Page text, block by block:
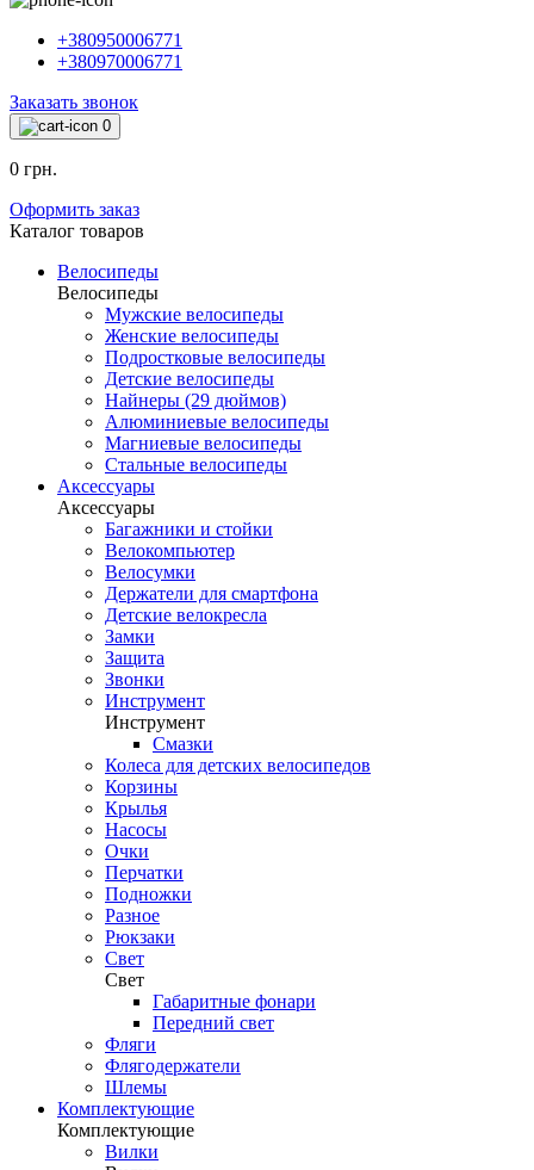
+380950006771
+380970006771
Заказать звонок
0
0 грн.
Оформить заказ
Каталог товаров
Велосипеды
Велосипеды
Мужские велосипеды
Женские велосипеды
Подростковые велосипеды
Детские велосипеды
Найнеры (29 дюймов)
Алюминиевые велосипеды
Магниевые велосипеды
Стальные велосипеды
Аксессуары
Аксессуары
Багажники и стойки
Велокомпьютер
Велосумки
Держатели для смартфона
Детские велокресла
Замки
Защита
Звонки
Инструмент
Инструмент
Смазки
Колеса для детских велосипедов
Корзины
Крылья
Насосы
Очки
Перчатки
Подножки
Разное
Рюкзаки
Свет
Свет
Габаритные фонари
Передний свет
Фляги
Флягодержатели
Шлемы
Комплектующие
Комплектующие
Вилки